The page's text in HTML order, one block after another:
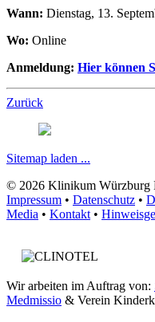
Wann: Dienstag, 13.
Wo: Online
Anmeldung: Hier können
Zurück
Sitemap laden ...
© 2026 Klinikum Würzburg
Impressum • Datenschutz •
Media • Kontakt •
Wir arbeiten im Auftrag von:
Medmissio & Verein